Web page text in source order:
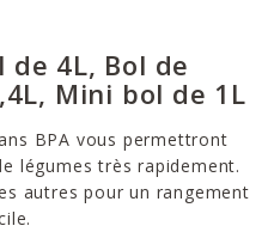
4L, Bol de
Mini bol de 1L
BPA vous permettront
légumes très rapidement.
autres pour un rangement